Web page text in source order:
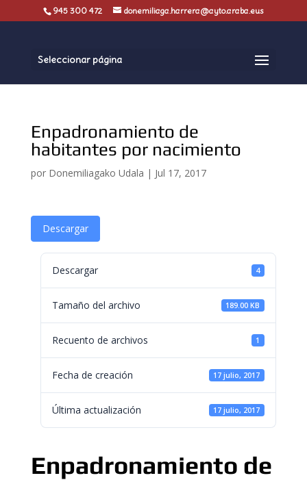
945 300 472 donemiliaga.harrera@ayto.araba.eus
Seleccionar página
Enpadronamiento de
habitantes por nacimiento
por Donemiliagako Udala | Jul 17, 2017
Descargar
Descargar 4
Tamaño del archivo 189.00 KB
Recuento de archivos 1
Fecha de creación 17 julio, 2017
Última actualización 17 julio, 2017
Enpadronamiento de